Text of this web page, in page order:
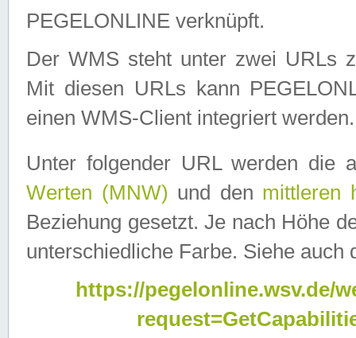
PEGELONLINE verknüpft.
Der WMS steht unter zwei URLs
Mit diesen URLs kann
einen WMS-Client integriert werden.
Unter folgender URL werden die
Werten (MNW) und den mittleren
Beziehung gesetzt. Je nach Höhe
unterschiedliche Farbe. Siehe auch
https://pegelonline.wsv.de/